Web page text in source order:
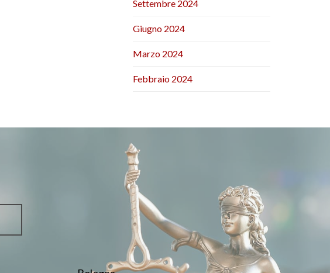
Settembre 2024
Giugno 2024
Marzo 2024
Febbraio 2024